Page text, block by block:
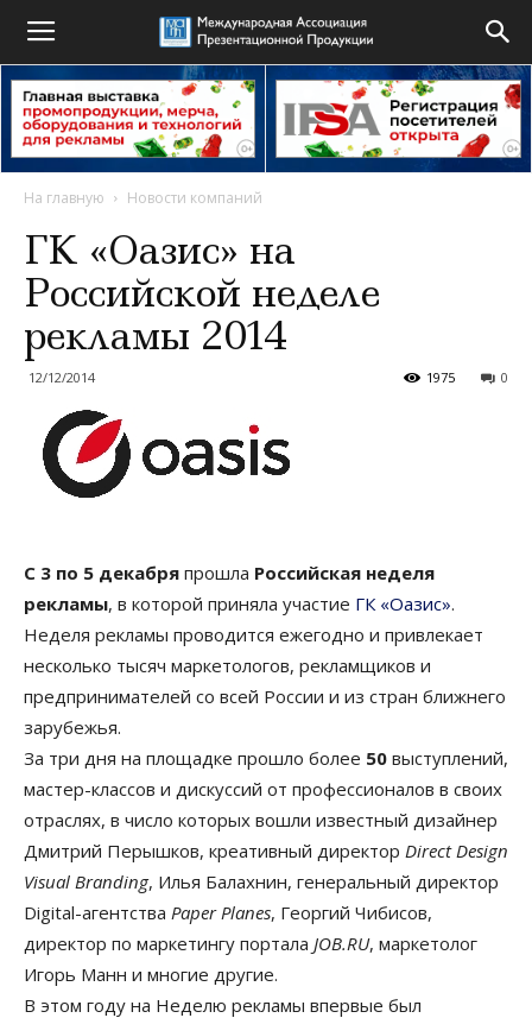
На главную Новости компаний
ГК «Оазис» на
Российской неделе
рекламы 2014
12/12/2014 0
1975
С 3 по 5 декабря прошла Российская неделя
рекламы, в которой приняла участие ГК «Оазис».
Неделя рекламы проводится ежегодно и привлекает
несколько тысяч маркетологов, рекламщиков и
предпринимателей со всей России и из стран ближнего
зарубежья.
За три дня на площадке прошло более 50 выступлений,
мастер-классов и дискуссий от профессионалов в своих
отраслях, в число которых вошли известный дизайнер
Дмитрий Перышков, креативный директор Direct Design
Visual Branding, Илья Балахнин, генеральный директор
Digital-агентства Paper Planes, Георгий Чибисов,
директор по маркетингу портала JOB.RU, маркетолог
Игорь Манн и многие другие.
В этом году на Неделю рекламы впервые был